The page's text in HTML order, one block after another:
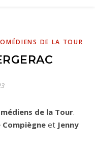
DE LA TOUR
de la Tour.
et Jenny